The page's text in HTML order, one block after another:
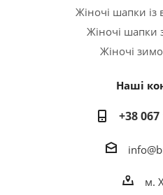
Жіночі шапки
Жіночі шапки
Жіночі
Наші
+38 067
м.